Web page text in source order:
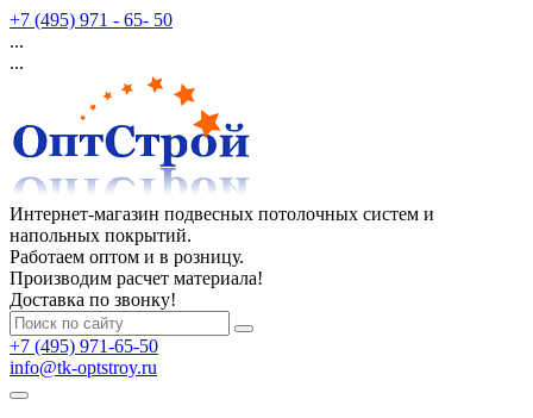
+7 (495) 971 - 65- 50
...
...
Интернет-магазин подвесных потолочных систем и
напольных покрытий.
Работаем оптом и в розницу.
Производим расчет материала!
Доставка по звонку!
+7 (495) 971-65-50
info@tk-optstroy.ru